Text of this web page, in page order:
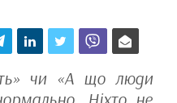
чи «А що люди